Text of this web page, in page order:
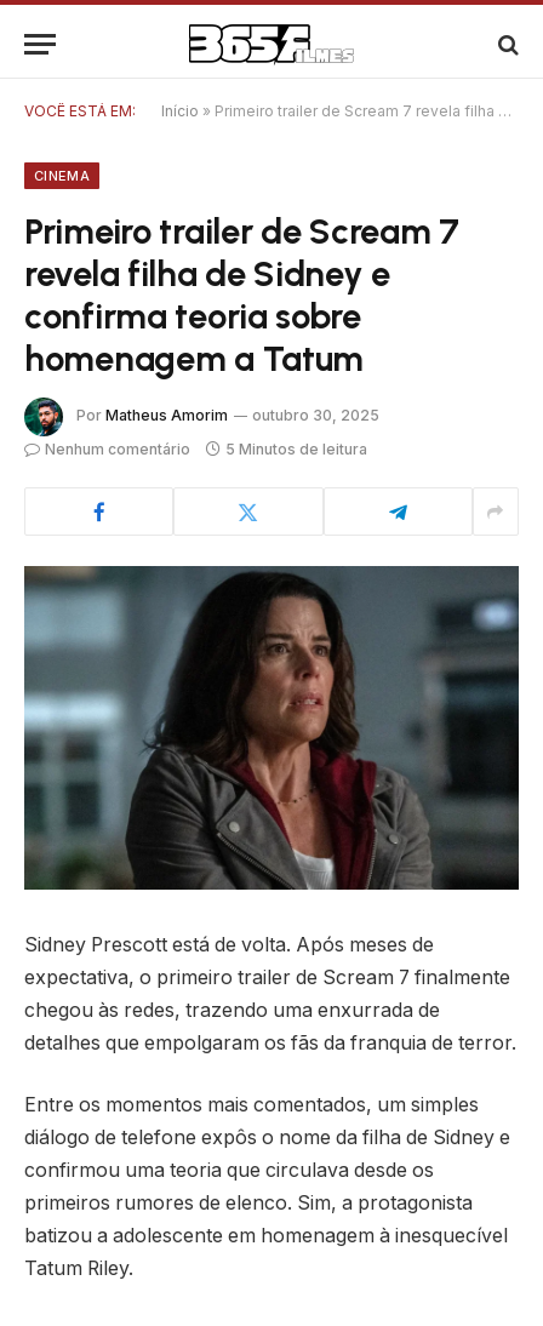
VOCÊ ESTÁ EM: Início » Primeiro trailer de Scream 7 revela filha de Sidney e confirma teoria sobre homenagem a Tatum
CINEMA
Primeiro trailer de Scream 7
revela filha de Sidney e
confirma teoria sobre
homenagem a Tatum
Por Matheus Amorim
outubro 30, 2025
Nenhum comentário
5 Minutos de leitura
Sidney Prescott está de volta. Após meses de
expectativa, o primeiro trailer de Scream 7 finalmente
chegou às redes, trazendo uma enxurrada de
detalhes que empolgaram os fãs da franquia de terror.
Entre os momentos mais comentados, um simples
diálogo de telefone expôs o nome da filha de Sidney e
confirmou uma teoria que circulava desde os
primeiros rumores de elenco. Sim, a protagonista
batizou a adolescente em homenagem à inesquecível
Tatum Riley.